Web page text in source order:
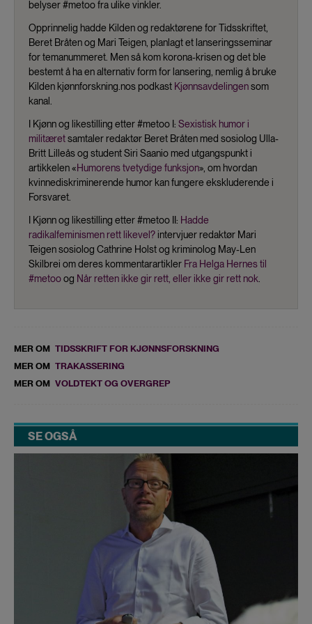
belyser #metoo fra ulike vinkler.
Opprinnelig hadde Kilden og redaktørene for Tidsskriftet,
Beret Bråten og Mari Teigen, planlagt et lanseringsseminar
for temanummeret. Men så kom korona-krisen og det ble
bestemt å ha en alternativ form for lansering, nemlig å bruke
Kilden kjønnforskning.nos podkast Kjønnsavdelingensom
kanal.
I Kjønn og likestilling etter #metoo I: Sexistisk humor i
militæretsamtaler redaktør Beret Bråten med sosiolog Ulla-
Britt Lilleås og student Siri Saanio med utgangspunkt i
artikkelen «Humorens tvetydige funksjon», om hvordan
kvinnediskriminerende humor kan fungere ekskluderende i
Forsvaret.
I Kjønn og likestilling etter #metoo II: Hadde
radikalfeminismen rett likevel?intervjuer redaktør Mari
Teigen sosiolog Cathrine Holst og kriminolog May-Len
Skilbrei om deres kommentarartikler Fra Helga Hernes til
#metooog Når retten ikke gir rett, eller ikke gir rett nok
MER OM TIDSSKRIFT FOR KJØNNSFORSKNING
MER OM TRAKASSERING
MER OM VOLDTEKT OG OVERGREP
SE OGSÅ